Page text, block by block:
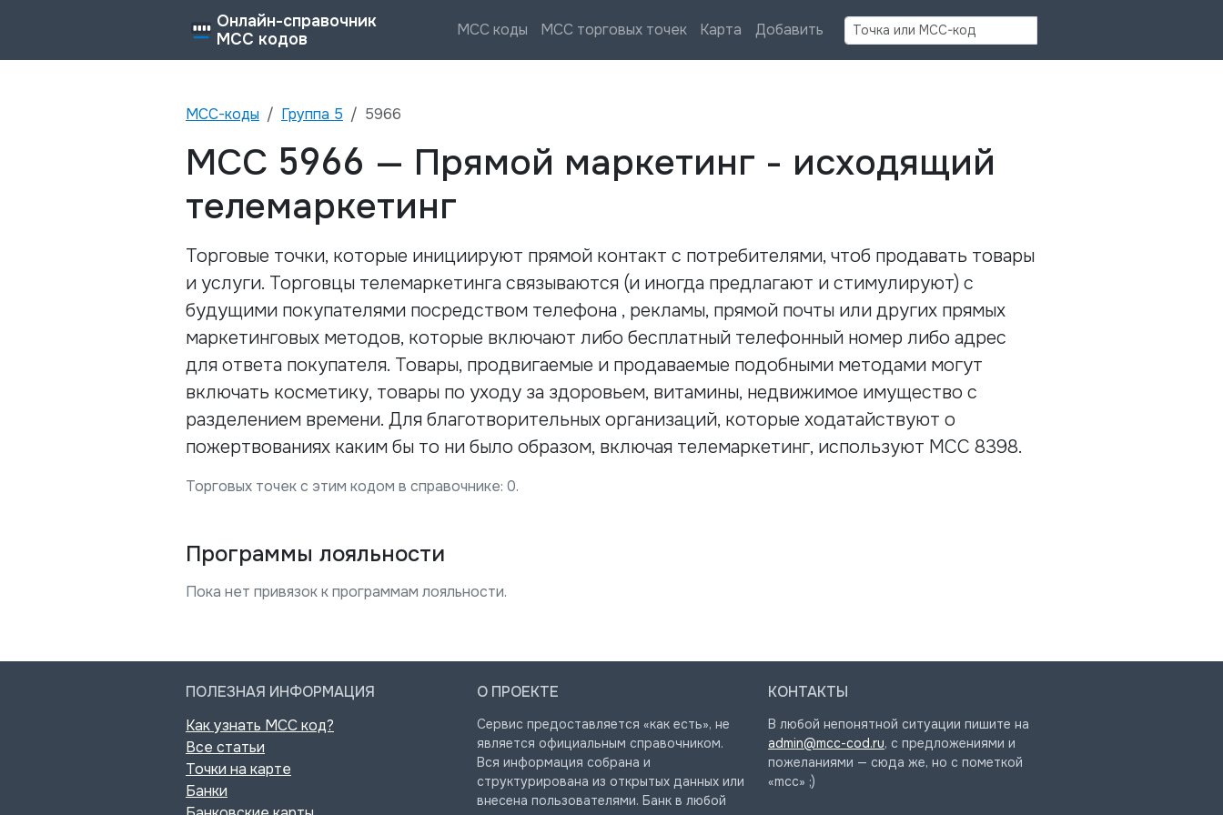
Онлайн-справочник
MCC кодов
MCC коды MCC торговых точек Карта Добавить Найти
MCC-коды Группа 5 5966
MCC 5966 — Прямой маркетинг - исходящий
телемаркетинг
Торговые точки, которые инициируют прямой контакт с потребителями, чтоб продавать товары
и услуги. Торговцы телемаркетинга связываются (и иногда предлагают и стимулируют) с
будущими покупателями посредством телефона , рекламы, прямой почты или других прямых
маркетинговых методов, которые включают либо бесплатный телефонный номер либо адрес
для ответа покупателя. Товары, продвигаемые и продаваемые подобными методами могут
включать косметику, товары по уходу за здоровьем, витамины, недвижимое имущество с
разделением времени. Для благотворительных организаций, которые ходатайствуют о
пожертвованиях каким бы то ни было образом, включая телемаркетинг, используют МСС 8398.
Торговых точек с этим кодом в справочнике: 0.
Программы лояльности
Пока нет привязок к программам лояльности.
ПОЛЕЗНАЯ ИНФОРМАЦИЯ
Как узнать MCC код?
Все статьи
Точки на карте
Банки
О ПРОЕКТЕ
Сервис предоставляется «как есть», не
является официальным справочником.
Вся информация собрана и
структурирована из открытых данных или
внесена пользователями. Банк в любой
КОНТАКТЫ
В любой непонятной ситуации пишите на
admin@mcc-cod.ru, с предложениями и
пожеланиями — сюда же, но с пометкой
«mcc» ;)